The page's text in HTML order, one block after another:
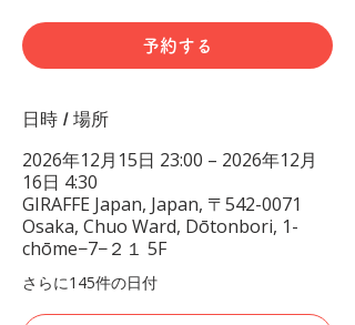
予約する
日時 / 場所
2026年12月15日 23:00 – 2026年12月
16日 4:30
GIRAFFE Japan, Japan, 〒542-0071
Osaka, Chuo Ward, Dōtonbori, 1-
chōme−7−２１ 5F
さらに145件の日付